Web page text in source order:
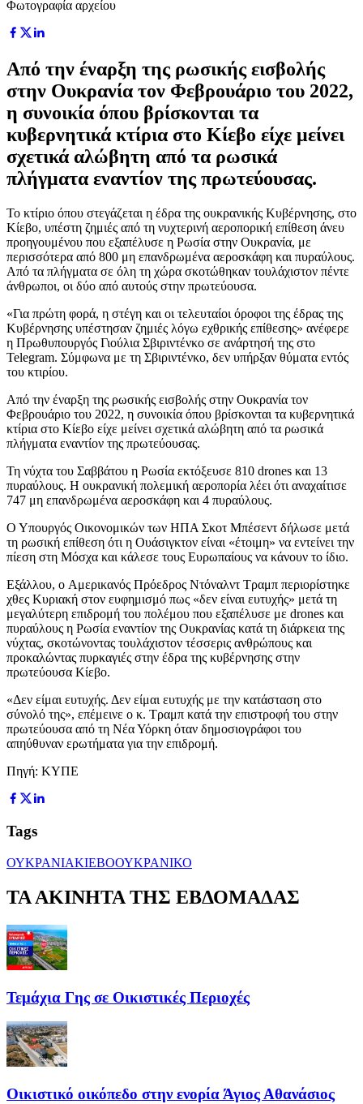
Φωτογραφία αρχείου
Από την έναρξη της ρωσικής εισβολής
στην Ουκρανία τον Φεβρουάριο του 2022,
η συνοικία όπου βρίσκονται τα
κυβερνητικά κτίρια στο Κίεβο είχε μείνει
σχετικά αλώβητη από τα ρωσικά
πλήγματα εναντίον της πρωτεύουσας.
Το κτίριο όπου στεγάζεται η έδρα της ουκρανικής Κυβέρνησης, στο
Κίεβο, υπέστη ζημιές από τη νυχτερινή αεροπορική επίθεση άνευ
προηγουμένου που εξαπέλυσε η Ρωσία στην Ουκρανία, με
περισσότερα από 800 μη επανδρωμένα αεροσκάφη και πυραύλους.
Από τα πλήγματα σε όλη τη χώρα σκοτώθηκαν τουλάχιστον πέντε
άνθρωποι, οι δύο από αυτούς στην πρωτεύουσα.
«Για πρώτη φορά, η στέγη και οι τελευταίοι όροφοι της έδρας της
Κυβέρνησης υπέστησαν ζημιές λόγω εχθρικής επίθεσης» ανέφερε
η Πρωθυπουργός Γιούλια Σβιριντένκο σε ανάρτησή της στο
Telegram. Σύμφωνα με τη Σβιριντένκο, δεν υπήρξαν θύματα εντός
του κτιρίου.
Από την έναρξη της ρωσικής εισβολής στην Ουκρανία τον
Φεβρουάριο του 2022, η συνοικία όπου βρίσκονται τα κυβερνητικά
κτίρια στο Κίεβο είχε μείνει σχετικά αλώβητη από τα ρωσικά
πλήγματα εναντίον της πρωτεύουσας.
Τη νύχτα του Σαββάτου η Ρωσία εκτόξευσε 810 drones και 13
πυραύλους. Η ουκρανική πολεμική αεροπορία λέει ότι αναχαίτισε
747 μη επανδρωμένα αεροσκάφη και 4 πυραύλους.
Ο Υπουργός Οικονομικών των ΗΠΑ Σκοτ Μπέσεντ δήλωσε μετά
τη ρωσική επίθεση ότι η Ουάσιγκτον είναι «έτοιμη» να εντείνει την
πίεση στη Μόσχα και κάλεσε τους Ευρωπαίους να κάνουν το ίδιο.
Εξάλλου, ο Αμερικανός Πρόεδρος Ντόναλντ Τραμπ περιορίστηκε
χθες Κυριακή στον ευφημισμό πως «δεν είναι ευτυχής» μετά τη
μεγαλύτερη επιδρομή του πολέμου που εξαπέλυσε με drones και
πυραύλους η Ρωσία εναντίον της Ουκρανίας κατά τη διάρκεια της
νύχτας, σκοτώνοντας τουλάχιστον τέσσερις ανθρώπους και
προκαλώντας πυρκαγιές στην έδρα της κυβέρνησης στην
πρωτεύουσα Κίεβο.
«Δεν είμαι ευτυχής. Δεν είμαι ευτυχής με την κατάσταση στο
σύνολό της», επέμεινε ο κ. Τραμπ κατά την επιστροφή του στην
πρωτεύουσα από τη Νέα Υόρκη όταν δημοσιογράφοι του
απηύθυναν ερωτήματα για την επιδρομή.
Πηγή: ΚΥΠΕ
Tags
ΟΥΚΡΑΝΙΑΚΙΕΒΟΟΥΚΡΑΝΙΚΟ
ΤΑ ΑΚΙΝΗΤΑ ΤΗΣ ΕΒΔΟΜΑΔΑΣ
Τεμάχια Γης σε Οικιστικές Περιοχές
Οικιστικό οικόπεδο στην ενορία Άγιος Αθανάσιος